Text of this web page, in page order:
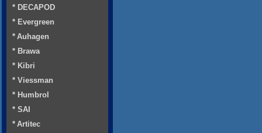
* DECAPOD
* Evergreen
* Auhagen
* Brawa
* Kibri
* Viessman
* Humbrol
* SAI
* Artitec